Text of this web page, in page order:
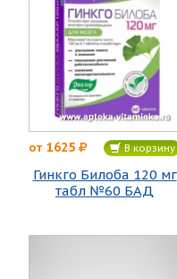
от 1625 В корзину
Гинкго Билоба 120 мг
табл №60 БАД